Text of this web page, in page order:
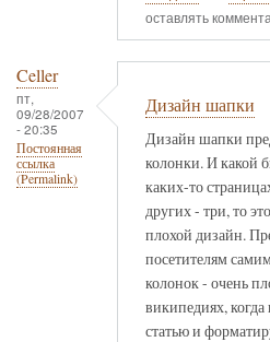
оставлять
Celler
пт,
09/28/2007
- 20:35
Постоянная
ссылка
(Permalink)
Дизайн шапки
Дизайн шапки
колонки. И какой
каких-то
других - три, то
плохой дизайн.
посетителям
колонок - очень
википедиях, когда
статью и